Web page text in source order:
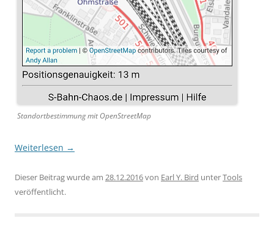
Standortbestimmung mit OpenStreetMap
Weiterlesen →
Dieser Beitrag wurde am 28.12.2016von Earl Y. Bird unterTools
veröffentlicht.